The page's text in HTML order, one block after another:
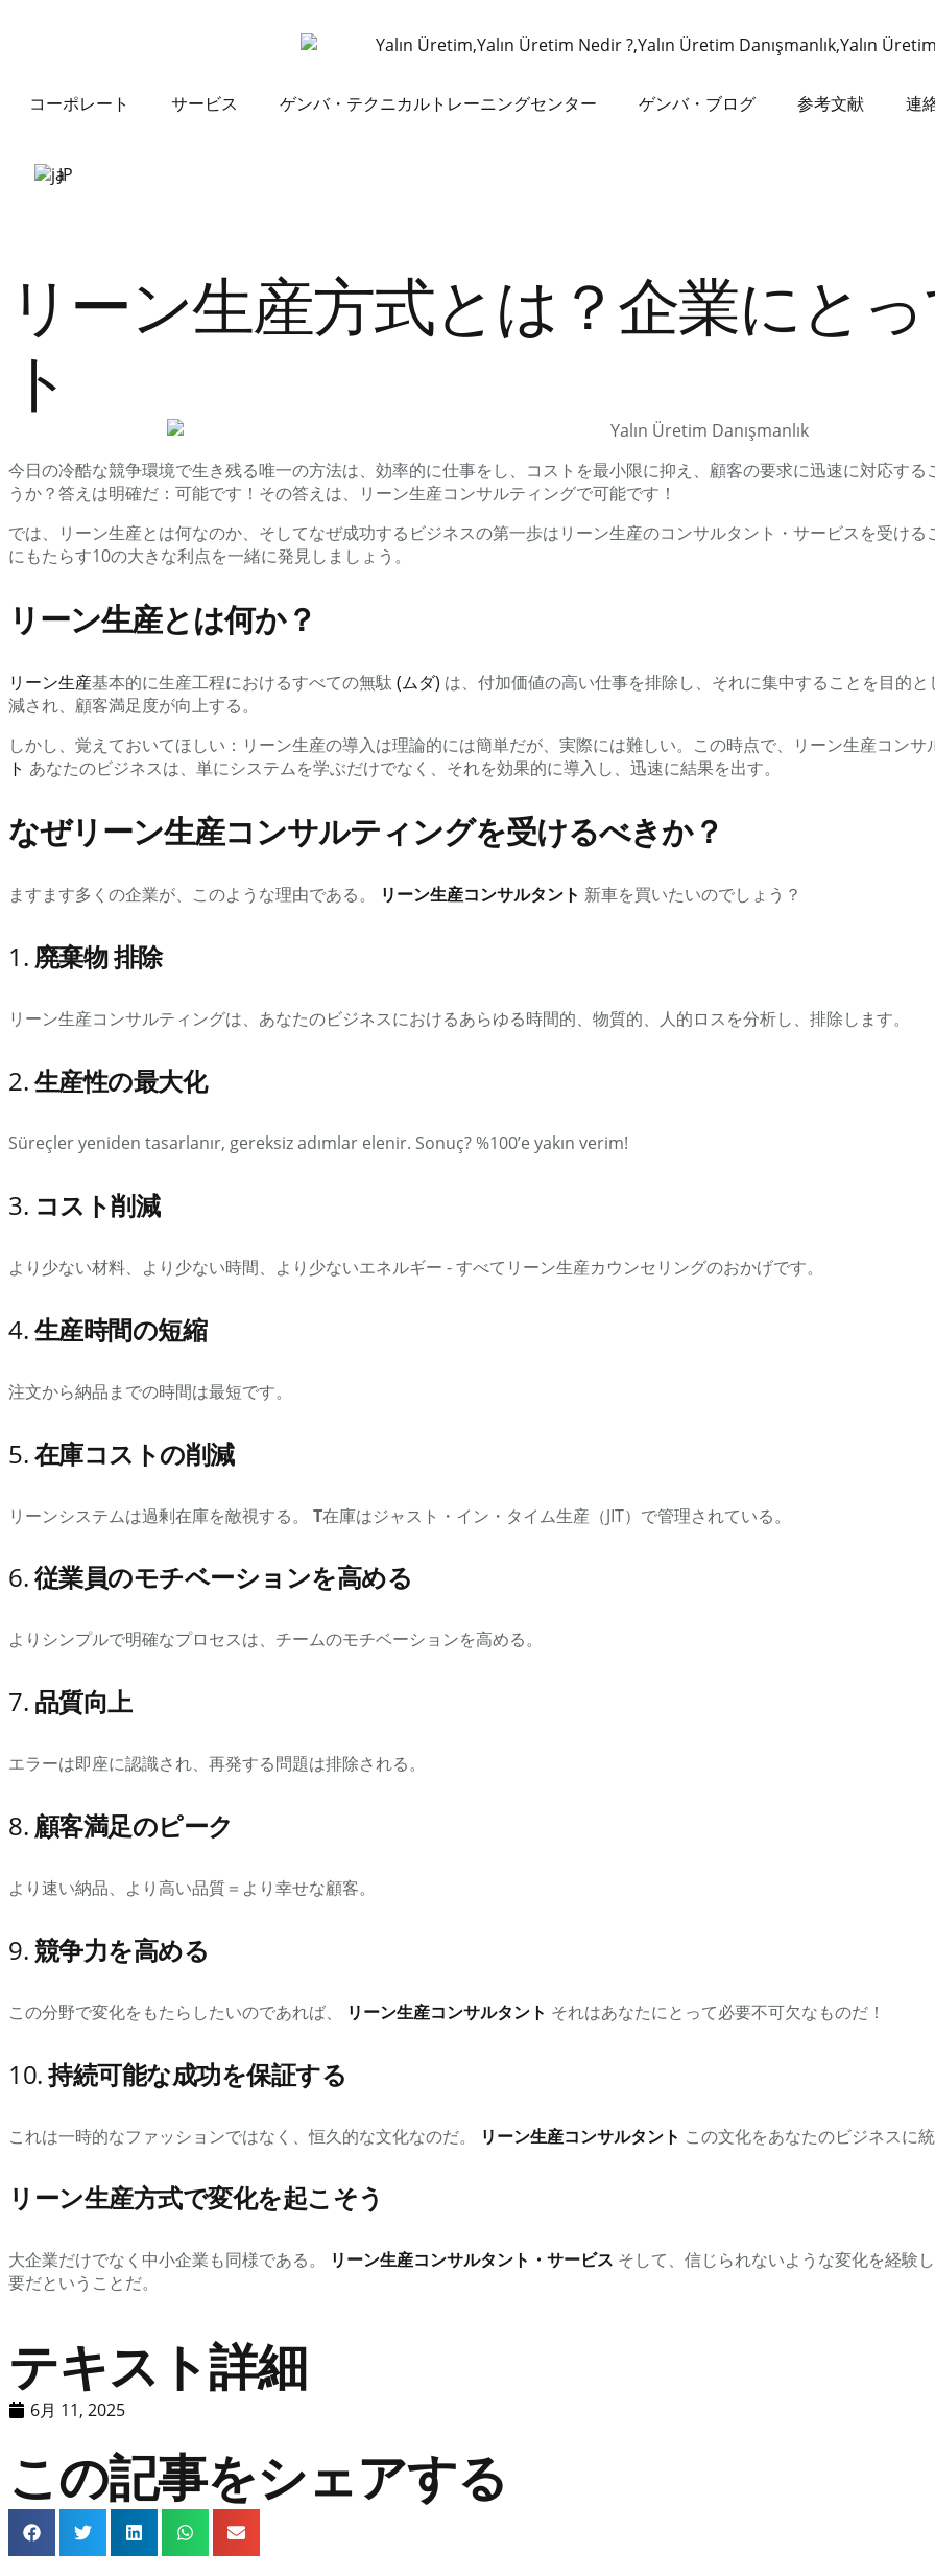
コーポレート サービス ゲンバ・テクニカルトレーニングセンター ゲンバ・ブログ 参考文献 連
JP
リーン生産方式とは？企業にと
ト
今日の冷酷な競争環境で生き残る唯一の方法は、効率的に仕事をし、コストを最小限に抑え、顧客の要求に迅速に対応す
うか？答えは明確だ：可能です！その答えは、リーン生産コンサルティングで可能です！
では、リーン生産とは何なのか、そしてなぜ成功するビジネスの第一歩はリーン生産のコンサルタント・サービスを受け
にもたらす10の大きな利点を一緒に発見しましょう。
リーン生産とは何か？
リーン生産基本的に生産工程におけるすべての無駄(ムダ) は、付加価値の高い仕事を排除し、それに集中することを目的
減され、顧客満足度が向上する。
しかし、覚えておいてほしい：リーン生産の導入は理論的には簡単だが、実際には難しい。この時点で、リーン生産コン
ト あなたのビジネスは、単にシステムを学ぶだけでなく、それを効果的に導入し、迅速に結果を出す。
なぜリーン生産コンサルティングを受けるべきか？
ますます多くの企業が、このような理由である。 リーン生産コンサルタント 新車を買いたいのでしょう？
1. 廃棄物排除
リーン生産コンサルティングは、あなたのビジネスにおけるあらゆる時間的、物質的、人的ロスを分析し、排除します。
2.生産性の最大化
Süreçler yeniden tasarlanır, gereksiz adımlar elenir. Sonuç? %100’e yakın verim!
3. コスト削減
より少ない材料、より少ない時間、より少ないエネルギー - すべてリーン生産カウンセリングのおかげです。
4.生産時間の短縮
注文から納品までの時間は最短です。
5.在庫コストの削減
リーンシステムは過剰在庫を敵視する。 T在庫はジャスト・イン・タイム生産（JIT）で管理されている。
6.従業員のモチベーションを高める
よりシンプルで明確なプロセスは、チームのモチベーションを高める。
7. 品質向上
エラーは即座に認識され、再発する問題は排除される。
8. 顧客満足のピーク
より速い納品、より高い品質＝より幸せな顧客。
9.競争力を高める
この分野で変化をもたらしたいのであれば、 リーン生産コンサルタント それはあなたにとって必要不可欠なものだ！
10.持続可能な成功を保証する
これは一時的なファッションではなく、恒久的な文化なのだ。 リーン生産コンサルタント この文化をあなたのビジネスに統
リーン生産方式で変化を起こそう
大企業だけでなく中小企業も同様である。 リーン生産コンサルタント・サービス そして、信じられないような変化を経験
要だということだ。
テキスト詳細
6月 11, 2025
この記事をシェアする